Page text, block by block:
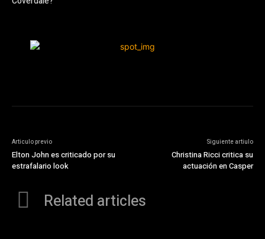
Articulo previo
Elton John es criticado por su
estrafalario look
Siguiente artiulo
Christina Ricci critica su
actuación en Casper
Related articles